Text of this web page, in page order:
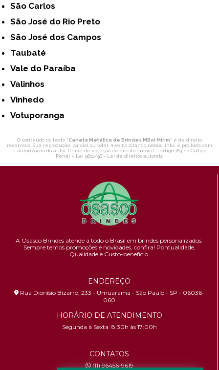
São Carlos
São José do Rio Preto
São José dos Campos
Taubaté
Vale do Paraíba
Valinhos
Vinhedo
Votuporanga
O conteúdo do texto "Caneta Metálica de Brindes MBoi Mirim" é de direito
reservado. Sua reprodução, parcial ou total, mesmo citando nossos links, é proibida sem
a autorização do autor. Crime de violação de direito autoral – artigo 184 do Código
Penal – Lei 9610/98 - Lei de direitos autorais
A Osasco Brindes atende a todo o Brasil em brindes personalizados.
Sempre temos promoções e novidades, confira! Pontualidade,
Qualidade e Custo-benefício.
ENDEREÇO
Rua Dionísio Bizarro, 233 - Umuarama - São Paulo - SP - 06036-
060
HORÁRIO DE ATENDIMENTO
Segunda à Sexta: 8:30h às 17:00h
CONTATOS
(11) 96456-9619